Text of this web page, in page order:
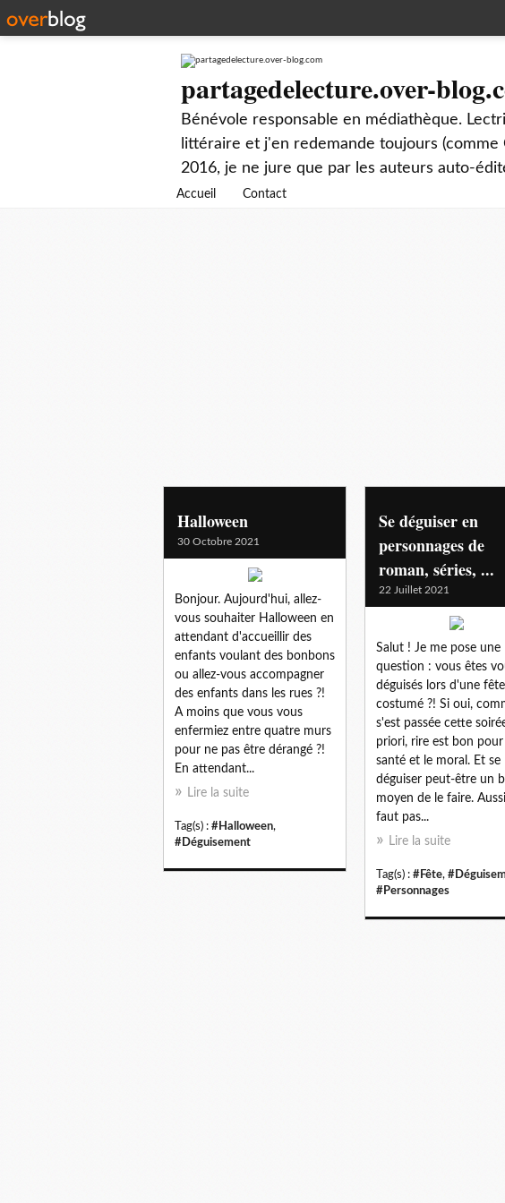
partagedelecture.over-
Bénévole responsable en médiathèque.
littéraire et j'en redemande toujours
2016, je ne jure que par les auteurs auto-
Accueil Contact
deguisement
Halloween
30 Octobre 2021
Bonjour. Aujourd'hui, allez-
vous souhaiter Halloween en
attendant d'accueillir des
enfants voulant des bonbons
ou allez-vous accompagner
des enfants dans les rues ?!
A moins que vous vous
enfermiez entre quatre murs
pour ne pas être dérangé ?!
En attendant...
Lire la suite
Tag(s) : #Halloween,
#Déguisement
Se déguiser en
personnages de
roman, séries, ...
22 Juillet 2021
Salut ! Je me pose une
question : vous êtes
déguisés lors d'une fête
costumé ?! Si oui,
s'est passée cette
priori, rire est bon pour
santé et le moral. Et se
déguiser peut-être un
moyen de le faire.
faut pas...
Lire la suite
Tag(s) : #Fête,
#Personnages